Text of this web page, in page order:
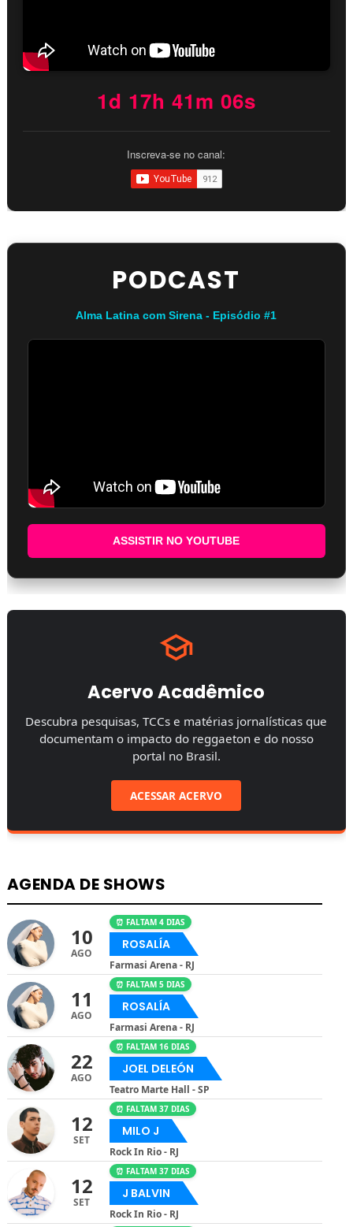
1d 17h 41m 05s
Inscreva-se no canal:
PODCAST
Alma Latina com Sirena - Episódio #1
ASSISTIR NO YOUTUBE
Acervo Acadêmico
Descubra pesquisas, TCCs e matérias jornalísticas que
documentam o impacto do reggaeton e do nosso
portal no Brasil.
ACESSAR ACERVO
AGENDA DE SHOWS
10
AGO
⏰ FALTAM 4 DIAS
ROSALÍA
Farmasi Arena - RJ
11
AGO
⏰ FALTAM 5 DIAS
ROSALÍA
Farmasi Arena - RJ
22
AGO
⏰ FALTAM 16 DIAS
JOEL DELEÓN
Teatro Marte Hall - SP
12
SET
⏰ FALTAM 37 DIAS
MILO J
Rock In Rio - RJ
12
SET
⏰ FALTAM 37 DIAS
J BALVIN
Rock In Rio - RJ